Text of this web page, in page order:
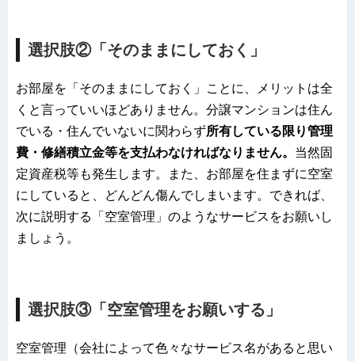
選択肢②「そのままにしておく」
お部屋を「そのままにしておく」ことに、メリットは全
くと言っていいほどありません。分譲マンションは住ん
でいる・住んでいないに関わらず所有している限り管理
費・修繕積立金等を支払わなければなりません。 当然固
定資産税等も発生します。また、お部屋を住まずに空室
にしていると、どんどん傷んでしまいます。できれば、
次に説明する「空室管理」のようなサービスをお願いし
ましょう。
選択肢③「空室管理をお願いする」
空室管理（会社によって色々なサービス名があると思い